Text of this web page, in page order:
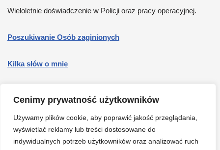
Cenimy prywatność użytkowników
Używamy plików cookie, aby poprawić jakość przeglądania,
wyświetlać reklamy lub treści dostosowane do
indywidualnych potrzeb użytkowników oraz analizować ruch
Wieloletnie doświadczenie w Policji oraz pracy operacyjnej.
Poszukiwanie Osób zaginionych
Kilka słów o mnie
Facebook
Cennik, działania międzynarodowe